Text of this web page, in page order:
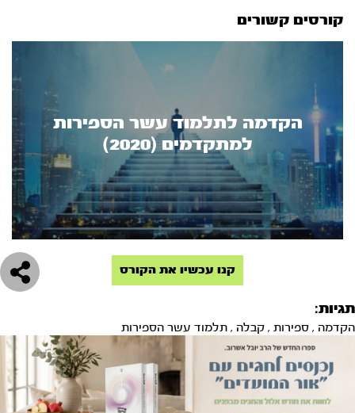
קורסים קשורים
הקדמה לתלמוד עשר הספירות
למתקדמים (2020)
קנו עכשיו את הקורס
תגיות:
הקדמה , ספירות , קבלה , תלמוד עשר הספירות